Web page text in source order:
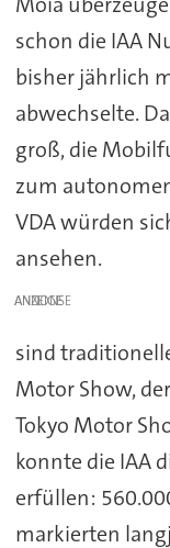
schon die IAA
bisher jährlich
abwechselte.
groß, die
zum
VDA würden
ansehen.
ANZEIGE
sind
Motor Show,
Tokyo Motor
konnte die IAA
erfüllen:
markierten